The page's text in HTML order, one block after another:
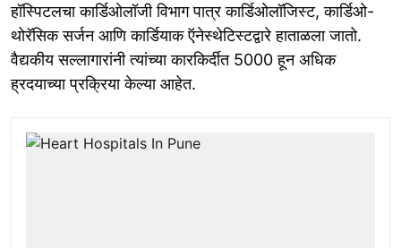
हॉस्पिटलचा कार्डिओलॉजी विभाग पात्र कार्डिओलॉजिस्ट, कार्डिओ-
थोरॅसिक सर्जन आणि कार्डियाक ऍनेस्थेटिस्टद्वारे हाताळला जातो.
वैद्यकीय सल्लागारांनी त्यांच्या कारकिर्दीत 5000 हून अधिक
ह्रदयाच्या प्रक्रिया केल्या आहेत.